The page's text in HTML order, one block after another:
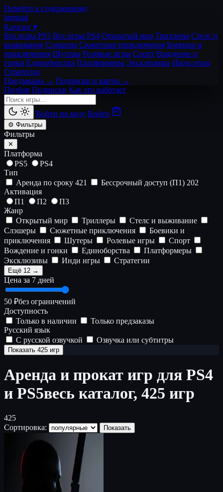
Перейти к содержимому
igropad
Каталог ▾
Все игры PS5 Все игры PS4 Открытый мир Триллеры Стелс и
выживание Слэшеры Сюжетные приключения Боевики и
приключения Шутеры Ролевые игры Спорт Вождение и
гонки Единоборства Платформеры Эксклюзивы Инди игры
Стратегии
Предзаказы → Подписки и карты →
Подбор Подписки Как это работает
Войти по коду Войти
⚙ Фильтры
Фильтры
✕
Платформа
PS5
PS4
Тип
Аренда по сроку 421 Бессрочный доступ (П1) 202
Активация
П1
П2
П3
Жанр
Открытый мир
Триллеры
Стелс и выживание
Слэшеры
Сюжетные приключения
Боевики и
приключения
Шутеры Ролевые игры
Спорт
Вождение и гонки
Единоборства
Платформеры
Эксклюзивы
Инди игры Стратегии
Ещё 12 →
Цена за 7 дней
50 ₽без ограничений
Доступность
Только в наличии
Только предзаказы
Русский язык
С русской озвучкой
Озвучка или субтитры
Показать 425 игр
Аренда и прокат игр для PS4
и PS5весь каталог, 425 игр
425
Сортировка:
Показать